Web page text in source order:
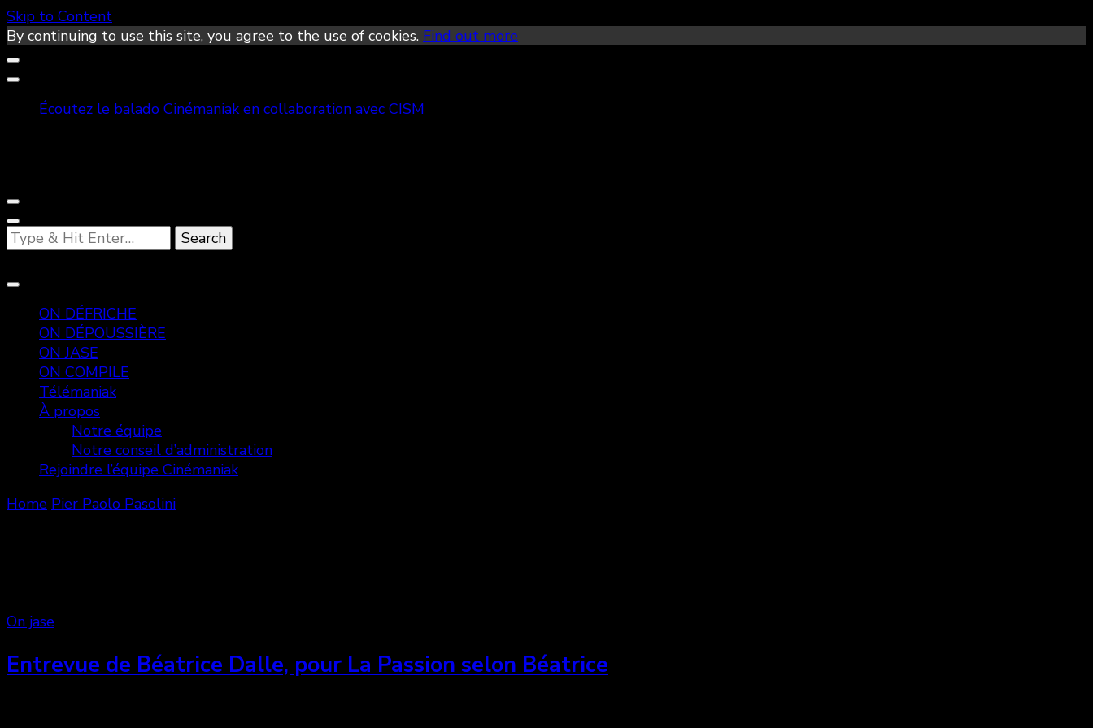
Skip to Content
By continuing to use this site, you agree to the use of cookies. Find out more
Écoutez le balado Cinémaniak en collaboration avec CISM
Looking
for
ON DÉFRICHE
ON DÉPOUSSIÈRE
ON JASE
ON COMPILE
Télémaniak
À propos
Notre équipe
Notre conseil d’administration
Rejoindre l’équipe Cinémaniak
Home Pier Paolo Pasolini
On jase
Entrevue de Béatrice Dalle, pour La Passion selon Béatrice